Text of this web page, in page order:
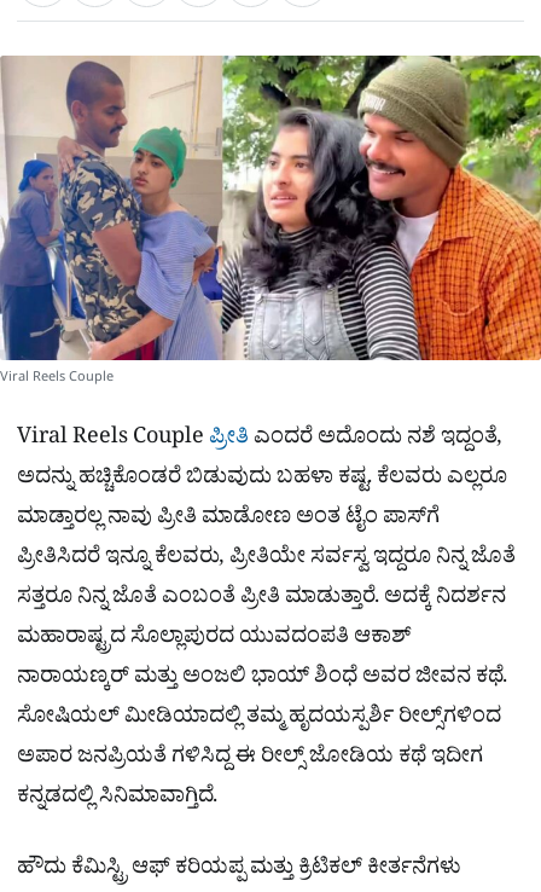
a
t
p
c
e
o
l
e
a
m
ಕ್
h
a
r
e
Viral Reels Couple
Viral Reels Couple ಪ್ರೀತಿ ಎಂದರೆ ಅದೊಂದು ನಶೆ ಇದ್ದಂತೆ,
ಅದನ್ನು ಹಚ್ಚಿಕೊಂಡರೆ ಬಿಡುವುದು ಬಹಳಾ ಕಷ್ಟ. ಕೆಲವರು ಎಲ್ಲರೂ
ಮಾಡ್ತಾರಲ್ಲ ನಾವು ಪ್ರೀತಿ ಮಾಡೋಣ ಅಂತ ಟೈಂ ಪಾಸ್​ಗೆ
ಪ್ರೀತಿಸಿದರೆ ಇನ್ನೂ ಕೆಲವರು, ಪ್ರೀತಿಯೇ ಸರ್ವಸ್ವ ಇದ್ದರೂ ನಿನ್ನ ಜೊತೆ
ಸತ್ತರೂ ನಿನ್ನ ಜೊತೆ ಎಂಬಂತೆ ಪ್ರೀತಿ ಮಾಡುತ್ತಾರೆ. ಅದಕ್ಕೆ ನಿದರ್ಶನ
ಮಹಾರಾಷ್ಟ್ರದ ಸೊಲ್ಲಾಪುರದ ಯುವದಂಪತಿ ಆಕಾಶ್
ನಾರಾಯಣ್ಕರ್ ಮತ್ತು ಅಂಜಲಿ ಭಾಯ್ ಶಿಂಧೆ ಅವರ ಜೀವನ ಕಥೆ.
ಸೋಷಿಯಲ್ ಮೀಡಿಯಾದಲ್ಲಿ ತಮ್ಮ ಹೃದಯಸ್ಪರ್ಶಿ ರೀಲ್ಸ್‌ಗಳಿಂದ
ಅಪಾರ ಜನಪ್ರಿಯತೆ ಗಳಿಸಿದ್ದ ಈ ರೀಲ್ಸ್​ ಜೋಡಿಯ ಕಥೆ ಇದೀಗ
ಕನ್ನಡದಲ್ಲಿ ಸಿನಿಮಾವಾಗ್ತಿದೆ.
ಹೌದು ಕೆಮಿಸ್ಟ್ರಿ ಆಫ್ ಕರಿಯಪ್ಪ ಮತ್ತು ಕ್ರಿಟಿಕಲ್ ಕೀರ್ತನೆಗಳು